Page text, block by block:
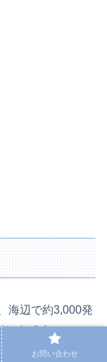
海辺で約3,000発
ントです。
お問い合わせ